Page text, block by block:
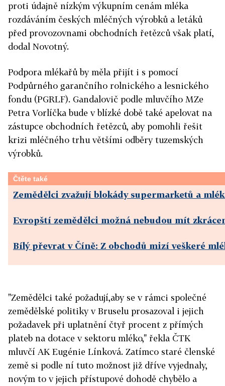
proti údajně nízkým výkupním cenám mléka
rozdáváním českých mléčných výrobků a letáků
před provozovnami obchodních řetězců však platí,
dodal Novotný.
Podpora mlékařů by měla přijít i s pomocí
Podpůrného garančního rolnického a lesnického
fondu (PGRLF). Gandalovič podle mluvčího MZe
Petra Vorlíčka bude v blízké době také apelovat na
zástupce obchodních řetězců, aby pomohli řešit
krizi mléčného trhu většími odběry tuzemských
výrobků.
Čtěte také
Zemědělci zvažují blokády supermarketů a
Evropští zemědělci možná nebudou mít
Bílý převrat v Číně: Z obchodů mizí veškeré
"Zemědělci také požadují,aby se v rámci společné
zemědělské politiky v Bruselu prosazoval i jejich
požadavek při uplatnění čtyř procent z přímých
plateb na dotace v sektoru mléko," řekla ČTK
mluvčí AK Eugénie Línková. Zatímco staré členské
země si podle ní tuto možnost již dříve vyjednaly,
novým to v jejich přístupové dohodě chybělo a